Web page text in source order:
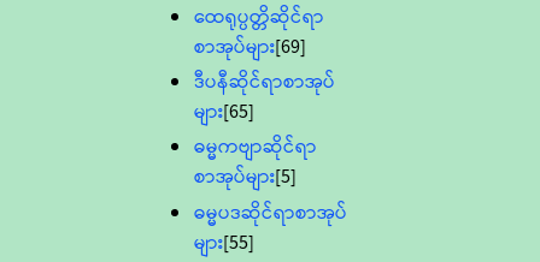
ထေရုပ္ပတ္တိဆိုင်ရာ
စာအုပ်များ[69]
ဒီပနီဆိုင်ရာစာအုပ်
များ[65]
ဓမ္မကဗျာဆိုင်ရာ
စာအုပ်များ[5]
ဓမ္မပဒဆိုင်ရာစာအုပ်
များ[55]